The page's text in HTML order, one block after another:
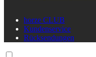
horze CLUB
Kundenservice
Rücksendungen